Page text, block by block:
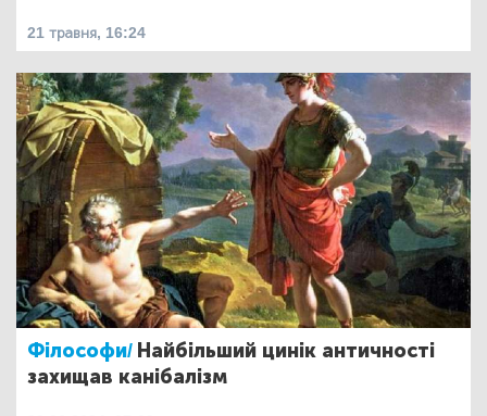
21 травня, 16:24
Філософи/ Найбільший цинік античності
захищав канібалізм